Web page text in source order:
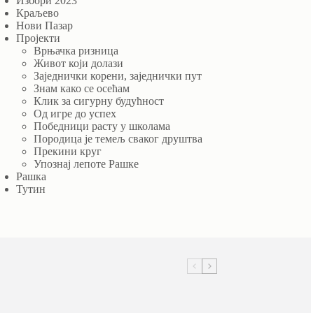
Краљево
Нови Пазар
Пројекти
Врњачка ризница
Живот који долази
Заједнички корени, заједнички пут
Знам како се осећам
Клик за сигурну будућност
Од игре до успех
Победници расту у школама
Породица је темељ сваког друштва
Прекини круг
Упознај лепоте Рашке
Рашка
Тутин